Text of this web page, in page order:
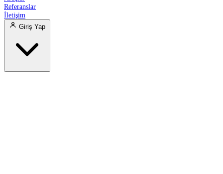
Referanslar
İletişim
Giriş Yap